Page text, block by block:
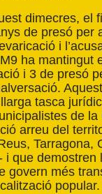
dimecres, el
de presó per
i
ha mantingut
i 3 de presó
tasca
de
arreu del
Tarragona,
i que demostren
govern més
popular.